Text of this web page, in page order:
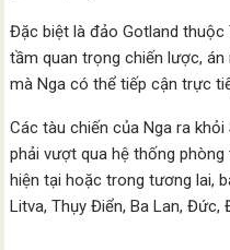
Đặc biệt là đảo Gotland thuộc
tầm quan trọng chiến lược,
mà Nga có thể tiếp cận trực
Các tàu chiến của Nga ra
phải vượt qua hệ thống phòng
hiện tại hoặc trong tương lai,
Litva, Thụy Điển, Ba Lan, Đức,